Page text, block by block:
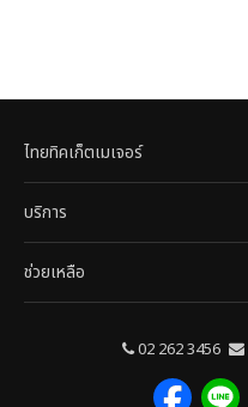
ไทยทิคเก็ตเมเจอร์
บริการ
ช่วยเหลือ
02 262 3456